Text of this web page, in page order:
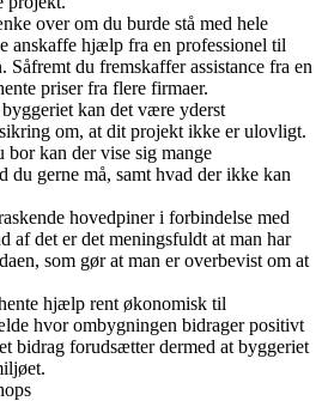
over om du burde stå med hele
anskaffe hjælp fra en professionel til
Såfremt du fremskaffer assistance fra en
priser fra flere firmaer.
kan det være yderst
om, at dit projekt ikke er ulovligt.
kan der vise sig mange
du gerne må, samt hvad der ikke kan
hovedpiner i forbindelse med
af det er det meningsfuldt at man har
som gør at man er overbevist om at
hjælp rent økonomisk til
hvor ombygningen bidrager positivt
bidrag forudsætter dermed at byggeriet